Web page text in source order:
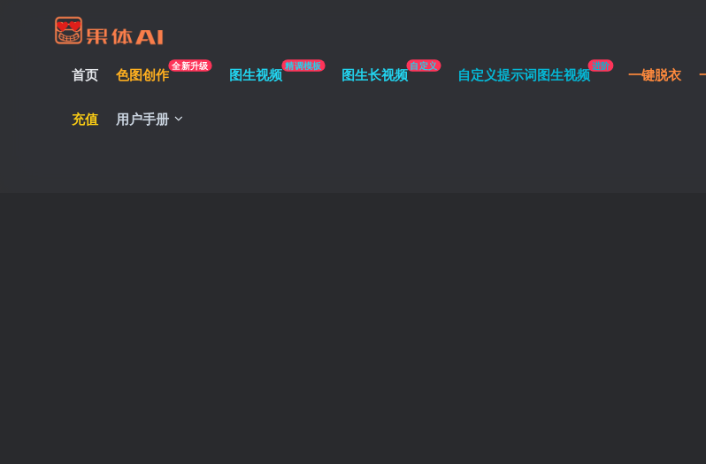
首页 色图创作 全新升级 图生视频 精调模板 图生长视频自定义 自定义提示词图生视频进阶 一键脱衣
充值 用户手册